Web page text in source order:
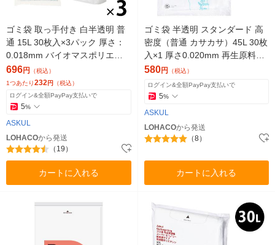
ゴミ袋 取っ手付き 白半透明 普
通 15L 30枚入×3パック 厚さ：
0.018mm バイオマスポリエチ
レン入り アスクル （イチオ
シ） オリジナル
696円
（税込）
1つあたり232円 （税込）
ログイン&全額PayPay支払いで
5%
ASKUL
LOHACOから発送
（19）
カートに入れる
ゴミ袋 半透明 スタンダード 高
密度（普通 カサカサ）45L 30枚
入×1 厚さ0.020mm 再生原料4
580円 （税込）
ログイン&全額PayPay支払いで
5%
ASKUL
LOHACOから発送
（8）
カートに入れる